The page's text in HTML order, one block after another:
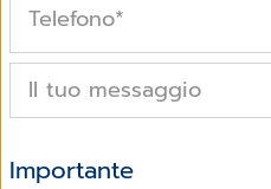
Telefono*
Il tuo messaggio
Importante